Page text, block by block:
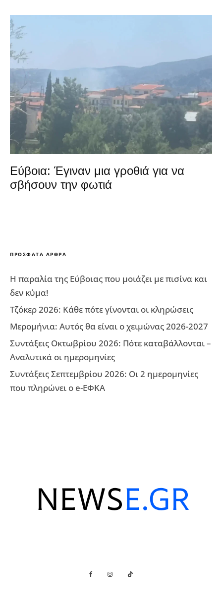
Εύβοια: Έγιναν μια γροθιά για να
σβήσουν την φωτιά
ΠΡΌΣΦΑΤΑ ΆΡΘΡΑ
Η παραλία της Εύβοιας που μοιάζει με πισίνα και
δεν κύμα!
Τζόκερ 2026: Κάθε πότε γίνονται οι κληρώσεις
Μερομήνια: Αυτός θα είναι ο χειμώνας 2026-2027
Συντάξεις Οκτωβρίου 2026: Πότε καταβάλλονται –
Αναλυτικά οι ημερομηνίες
Συντάξεις Σεπτεμβρίου 2026: Οι 2 ημερομηνίες
που πληρώνει ο e-ΕΦΚΑ